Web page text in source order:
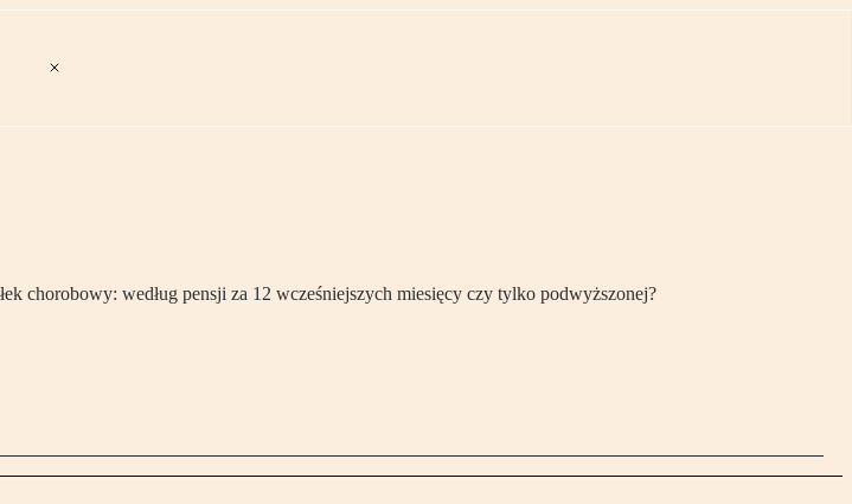
chorobowy: według pensji za 12 wcześniejszych miesięcy czy tylko podwyższonej?